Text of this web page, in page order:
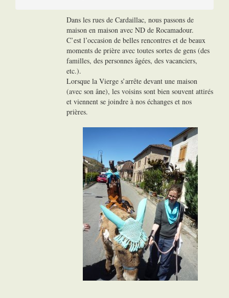
Dans les rues de Cardaillac, nous passons de
maison en maison avec ND de Rocamadour.
C’est l’occasion de belles rencontres et de beaux
moments de prière avec toutes sortes de gens (des
familles, des personnes âgées, des vacanciers,
etc.).
Lorsque la Vierge s’arrête devant une maison
(avec son âne), les voisins sont bien souvent attirés
et viennent se joindre à nos échanges et nos
prières.